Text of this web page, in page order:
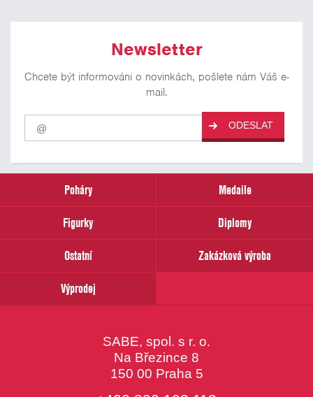
Newsletter
Chcete být informováni o novinkách, pošlete nám Váš e-
mail.
Pro
odběr
našich
email
ODESLAT
Poháry
Medaile
Figurky
Diplomy
Ostatní
Zakázková výroba
Výprodej
SABE, spol. s r. o.
Na Březince 8
150 00 Praha 5